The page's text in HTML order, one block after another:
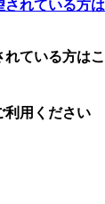
ている方はこ
利用ください